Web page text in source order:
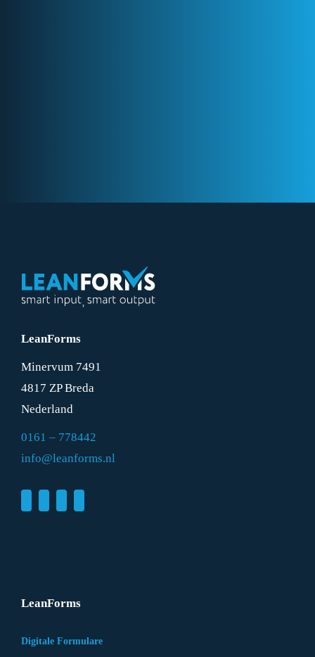
LeanForms
Minervum 7491
4817 ZP Breda
Nederland
0161 – 778442
info@leanforms.nl
LeanForms
Digitale Formulare